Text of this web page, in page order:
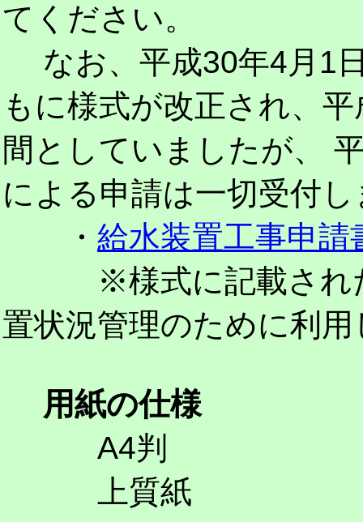
てください。
なお、平成30年4月1
もに様式が改正され、
間としていましたが、
による申請は一切受付
・ 給水装置工事申
※様式に記載された
置状況管理のために利
用紙の仕様
A4判
上質紙